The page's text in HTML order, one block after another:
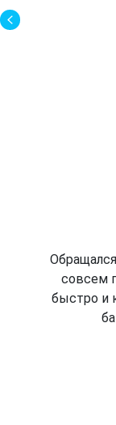
совсем
быстро и